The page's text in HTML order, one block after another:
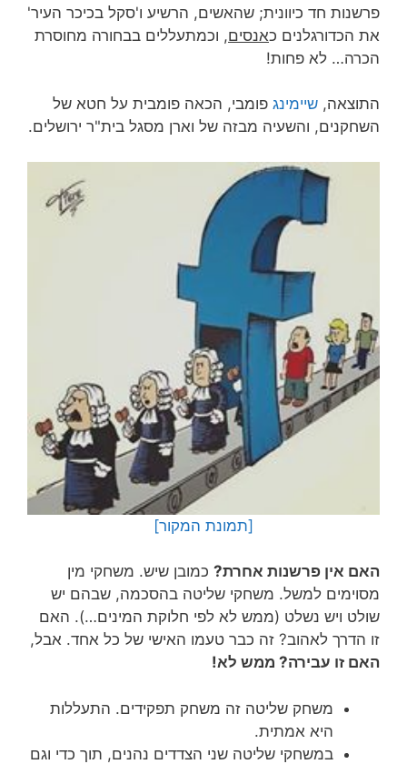
פרשנות חד כיוונית; שהאשים, הרשיע ו'סקל בכיכר העיר'
את הכדורגלנים כאנסים, וכמתעללים בבחורה מחוסרת
הכרה… לא פחות!
התוצאה, שיימינג פומבי, הכאה פומבית על חטא של
השחקנים, והשעיה מבזה של וארן מסגל בית"ר ירושלים.
[תמונת המקור]
האם אין פרשנות אחרת? כמובן שיש. משחקי מין
מסוימים למשל. משחקי שליטה בהסכמה, שבהם יש
שולט ויש נשלט (ממש לא לפי חלוקת המינים…). האם
זו הדרך לאהוב? זה כבר טעמו האישי של כל אחד. אבל,
האם זו עבירה? ממש לא!
משחק שליטה זה משחק תפקידים. התעללות
היא אמתית.
במשחקי שליטה שני הצדדים נהנים, תוך כדי וגם